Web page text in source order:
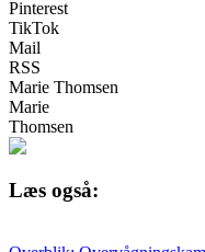
Pinterest
TikTok
Mail
RSS
Marie Thomsen
Marie
Thomsen
Læs også: